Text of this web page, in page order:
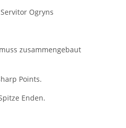
Ogryns
zusammengebaut
Points.
Enden.